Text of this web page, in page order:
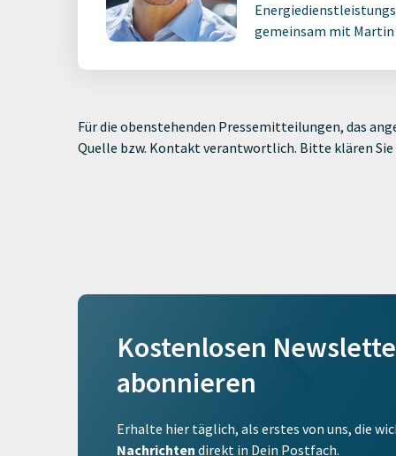
gemeinsam mit Martin
Für die obenstehenden Pressemitteilungen, das
Quelle bzw. Kontakt verantwortlich. Bitte klären
Kostenlosen
abonnieren
Erhalte hier täglich, als erstes von uns, die
Nachrichten direkt in Dein Postfach.